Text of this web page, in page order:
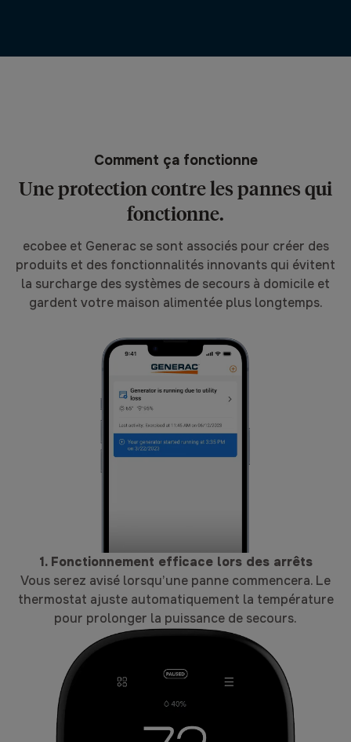
Comment ça fonctionne
Une protection contre les pannes qui
fonctionne.
ecobee et Generac se sont associés pour créer des
produits et des fonctionnalités innovants qui évitent
la surcharge des systèmes de secours à domicile et
gardent votre maison alimentée plus longtemps.
1. Fonctionnement efficace lors des arrêts
Vous serez avisé lorsqu’une panne commencera. Le
thermostat ajuste automatiquement la température
pour prolonger la puissance de secours.